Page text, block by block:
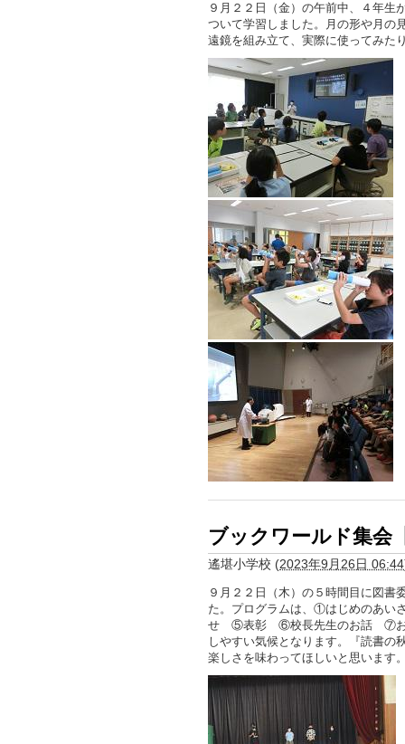
９月２２日（金）の午前中、４年生
ついて学習しました。月の形や月の
遠鏡を組み立て、実際に使ってみた
ブックワールド集会
遙堪小学校 (2023年9月26日 06:44
９月２２日（木）の５時間目に図書
た。プログラムは、①はじめの
せ ⑤表彰 ⑥校長先生のお話 ⑦お
しやすい気候となります。『読書の
楽しさを味わってほしいと思います